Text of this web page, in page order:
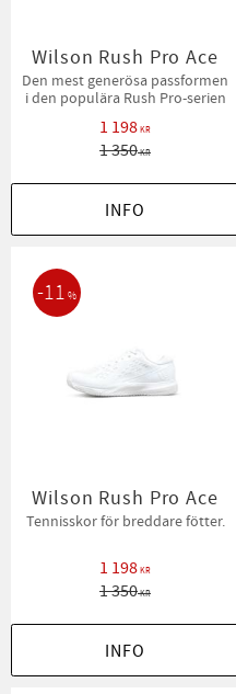
Wilson Rush Pro Ace
Den mest generösa passformen
i den populära Rush Pro-serien
1 198KR
1 350KR
INFO
Wilson Rush Pro Ace
Tennisskor för breddare fötter.
1 198KR
1 350KR
11 %
INFO